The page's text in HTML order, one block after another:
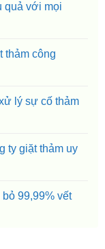
quả với mọi
thảm công
lý sự cố thảm
ty giặt thảm uy
99,99% vết